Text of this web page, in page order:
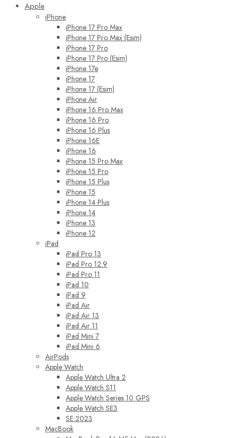
Apple
iPhone
iPhone 17 Pro Max
iPhone 17 Pro Max (Esim)
iPhone 17 Pro
iPhone 17 Pro (Esim)
iPhone 17e
iPhone 17
iPhone 17 (Esim)
iPhone Air
iPhone 16 Pro Max
iPhone 16 Pro
iPhone 16 Plus
iPhone 16E
iPhone 16
iPhone 15 Pro Max
iPhone 15 Pro
iPhone 15 Plus
iPhone 15
iPhone 14 Plus
iPhone 14
iPhone 13
iPhone 12
iPad
iPad Pro 13
iPad Pro 12.9
iPad Pro 11
iPad 10
iPad 9
iPad Air
iPad Air 13
iPad Air 11
iPad Mini 7
iPad Mini 6
AirPods
Apple Watch
Apple Watch Ultra 2
Apple Watch S11
Apple Watch Series 10 GPS
Apple Watch SE3
SE 2023
MacBook